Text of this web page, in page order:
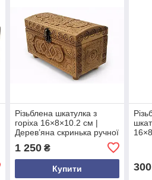
Різьблена шкатулка з
горіха 16×8×10.2 см |
Дерев’яна скринька ручної
подарунок з Карпат з
оксамитовим дном
1 250₴
Купити 300